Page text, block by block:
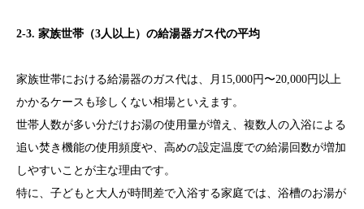
2-3. 家族世帯（3人以上）の給湯器ガス代の平均
家族世帯における給湯器のガス代は、月15,000円〜20,000円以上
かかるケースも珍しくない相場といえます。
世帯人数が多い分だけお湯の使用量が増え、複数人の入浴による
追い焚き機能の使用頻度や、高めの設定温度での給湯回数が増加
しやすいことが主な理由です。
特に、子どもと大人が時間差で入浴する家庭では、浴槽のお湯が